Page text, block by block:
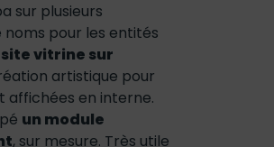
sur plusieurs
noms pour les entités
vitrine sur
artistique pour
affichées en interne.
un module
, sur mesure. Très utile